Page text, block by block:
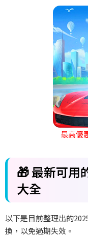
最高優
🎁最新可用
大全
以下是目前整理出的
換，以免過期失效。